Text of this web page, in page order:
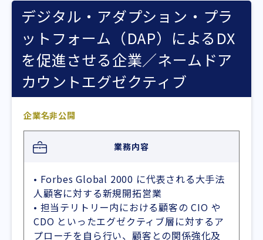
デジタル・アダプション・プラ
ットフォーム（DAP）によるDX
を促進させる企業／ネームドア
カウントエグゼクティブ
企業名非公開
業務内容
• Forbes Global 2000 に代表される大手法
人顧客に対する新規開拓営業
• 担当テリトリー内における顧客の CIO や
CDO といったエグゼクティブ層に対するア
プローチを自ら行い、顧客との関係強化及